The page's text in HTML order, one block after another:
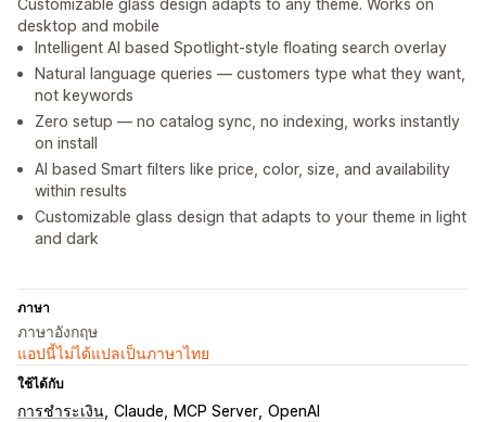
Customizable glass design adapts to any theme. Works on
desktop and mobile
Intelligent AI based Spotlight-style floating search overlay
Natural language queries — customers type what they want,
not keywords
Zero setup — no catalog sync, no indexing, works instantly
on install
AI based Smart filters like price, color, size, and availability
within results
Customizable glass design that adapts to your theme in light
and dark
ภาษา
ภาษาอังกฤษ
แอปนี้ไม่ได้แปลเป็นภาษาไทย
ใช้ได้กับ
การชำระเงิน Claude MCP Server OpenAI